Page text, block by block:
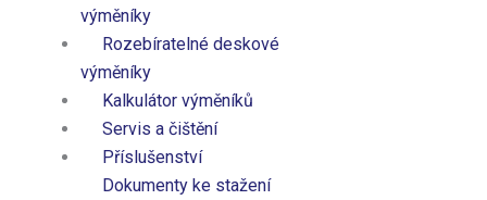
Vždy aktivní
Statistiky
výměníky
Rozebíratelné deskové
výměníky
Kalkulátor výměníků
Servis a čištění
Příslušenství
Dokumenty ke stažení